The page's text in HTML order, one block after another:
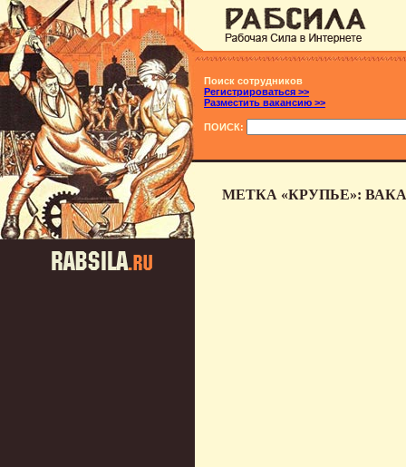
Поиск сотрудников
Регистрироваться >>
Разместить вакансию >>
ПОИСК:
МЕТКА «КРУПЬЕ»: